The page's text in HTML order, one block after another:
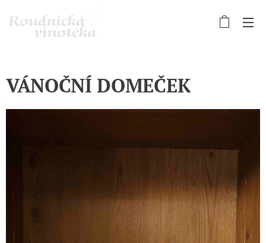
VÁNOČNÍ DOMEČEK